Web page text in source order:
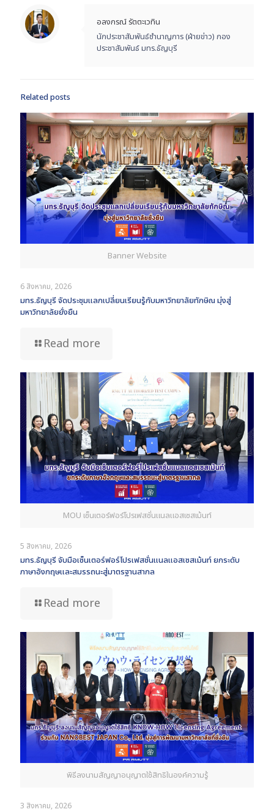
อลงกรณ์ รัตตะเวทิน
นักประชาสัมพันธ์ชำนาญการ (ฝ่ายข่าว) กอง
ประชาสัมพันธ์ มทร.ธัญบุรี
Related posts
Banner Website
6 สิงหาคม, 2026
มทร.ธัญบุรี จัดประชุมแลกเปลี่ยนเรียนรู้กับมหาวิทยาลัยทักษิณ มุ่งสู่
มหาวิทยาลัยยั่งยืน
Read more
MOU เซ็นเตอร์ฟอร์โปรเฟสชั่นแนลแอสเซสเม้นท์
5 สิงหาคม, 2026
มทร.ธัญบุรี จับมือเซ็นเตอร์ฟอร์โปรเฟสชั่นแนลแอสเซสเม้นท์ ยกระดับ
ภาษาอังกฤษและสมรรถนะสู่มาตรฐานสากล
Read more
พิธีลงนามสัญญาอนุญาตใช้สิทธิในองค์ความรู้
3 สิงหาคม, 2026